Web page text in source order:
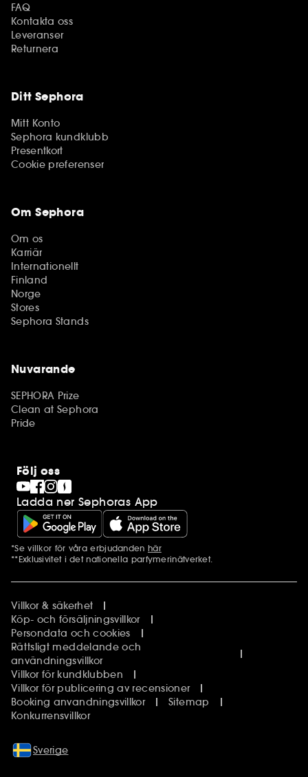
FAQ
Kontakta oss
Leveranser
Returnera
Ditt Sephora
Mitt Konto
Sephora kundklubb
Presentkort
Cookie preferenser
Om Sephora
Om os
Karriär
Internationellt
Finland
Norge
Stores
Sephora Stands
Nuvarande
SEPHORA Prize
Clean at Sephora
Pride
Följ oss
Ladda ner Sephoras App
Ytterligare information
*Se villkor för våra erbjudanden här
**Exklusivitet i det nationella parfymerinätverket.
Villkor & säkerhet
Köp- och försäljningsvillkor
Persondata och cookies
Rättsligt meddelande och
användningsvillkor
Villkor för kundklubben
Villkor för publicering av recensioner
Booking anvandningsvillkor
Sitemap
Konkurrensvillkor
Sverige